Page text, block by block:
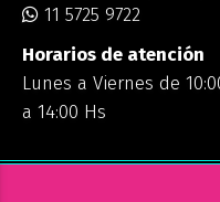
11 5725 9722
Horarios de atención
Lunes a Viernes de
a 14:00 Hs